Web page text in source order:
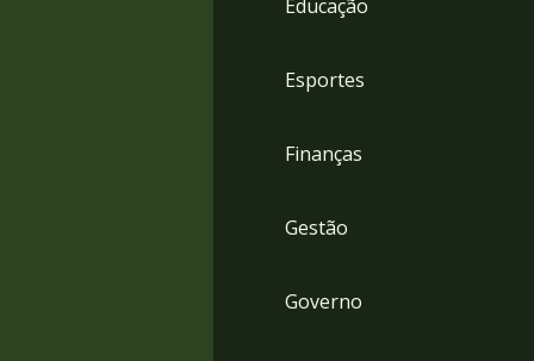
Educação
Esportes
Finanças
Gestão
Governo